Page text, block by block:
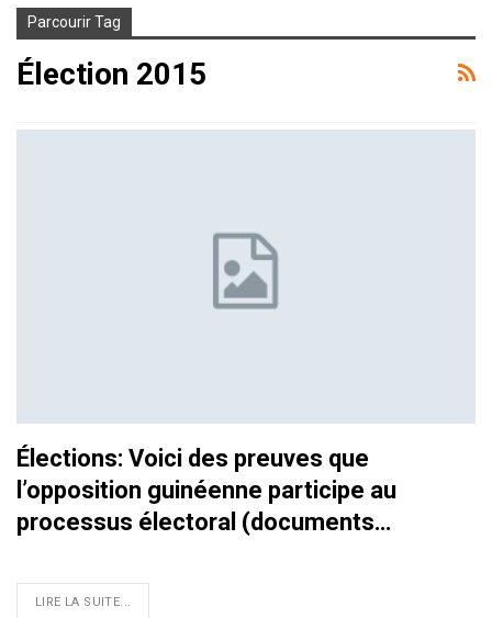
Parcourir Tag
Élection 2015
Élections: Voici des preuves que
l’opposition guinéenne participe au
processus électoral (documents…
LIRE LA SUITE...